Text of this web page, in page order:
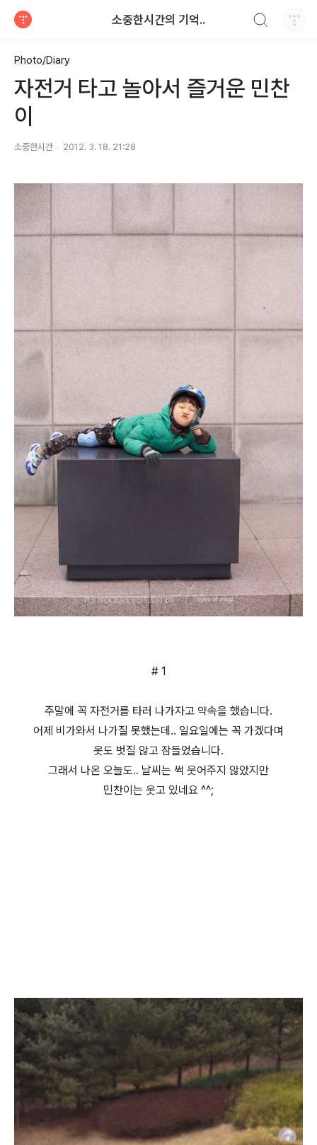
소중한시간의 기억..
Photo/Diary
자전거 타고 놀아서 즐거운 민찬
이
소중한시간 2012. 3. 18. 21:28
# 1
주말에 꼭 자전거를 타러 나가자고 약속을 했습니다.
어제 비가와서 나가질 못했는데.. 일요일에는 꼭 가겠다며
옷도 벗질 않고 잠들었습니다.
그래서 나온 오늘도.. 날씨는 썩 웃어주지 않았지만
민찬이는 웃고 있네요 ^^;